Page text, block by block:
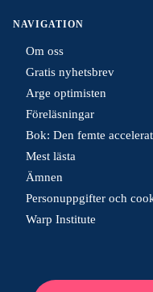
NAVIGATION
Om oss
Gratis nyhetsbrev
Arge optimisten
Föreläsningar
Bok: Den femte
Mest lästa
Ämnen
Personuppgifter och
Warp Institute